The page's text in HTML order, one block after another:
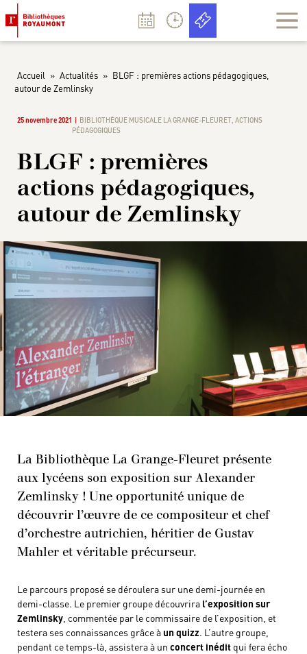
Accueil » Actualités » BLGF : premières actions pédagogiques,
autour de Zemlinsky
25 novembre 2021 BIBLIOTHÈQUE MUSICALE LA GRANGE-FLEURET ACTIONS
PÉDAGOGIQUES
BLGF : premières
actions pédagogiques,
autour de Zemlinsky
La Bibliothèque La Grange-Fleuret présente
aux lycéens son exposition sur Alexander
Zemlinsky ! Une opportunité unique de
découvrir l’œuvre de ce compositeur et chef
d’orchestre autrichien, héritier de Gustav
Mahler et véritable précurseur.
Le parcours proposé se déroulera sur une demi-journée en
demi-classe. Le premier groupe découvrira l’exposition sur
Zemlinsky , commentée par le commissaire de l’exposition, et
testera ses connaissances grâce à un quizz. L’autre groupe,
pendant ce temps-là, assistera à un concert inédit qui fera écho
Panneau de gestion des cookies